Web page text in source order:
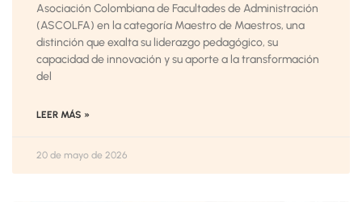
Asociación Colombiana de Facultades de Administración
(ASCOLFA) en la categoría Maestro de Maestros, una
distinción que exalta su liderazgo pedagógico, su
capacidad de innovación y su aporte a la transformación
del
LEER MÁS »
20 de mayo de 2026